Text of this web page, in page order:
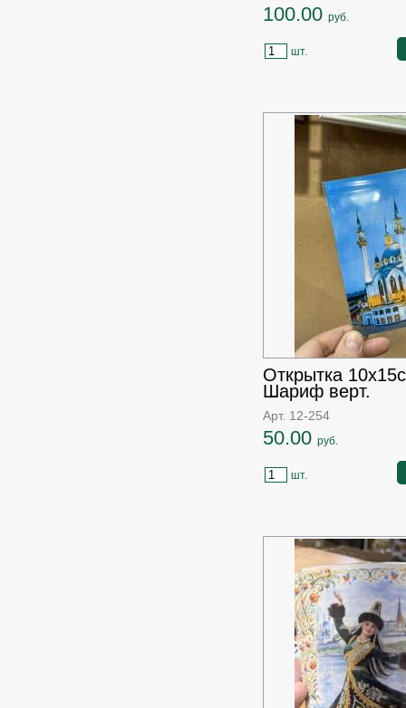
100.00 руб.
шт.
Открытка
Шариф верт.
Арт. 12-254
50.00 руб.
шт.